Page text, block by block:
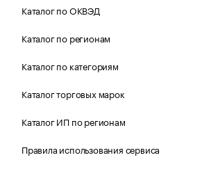
Каталог по ОКВЭД
Каталог по регионам
Каталог по категориям
Каталог торговых марок
Каталог ИП по регионам
Правила использования сервиса